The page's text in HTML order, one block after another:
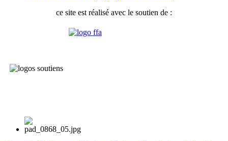
ce site est réalisé avec le soutien de :